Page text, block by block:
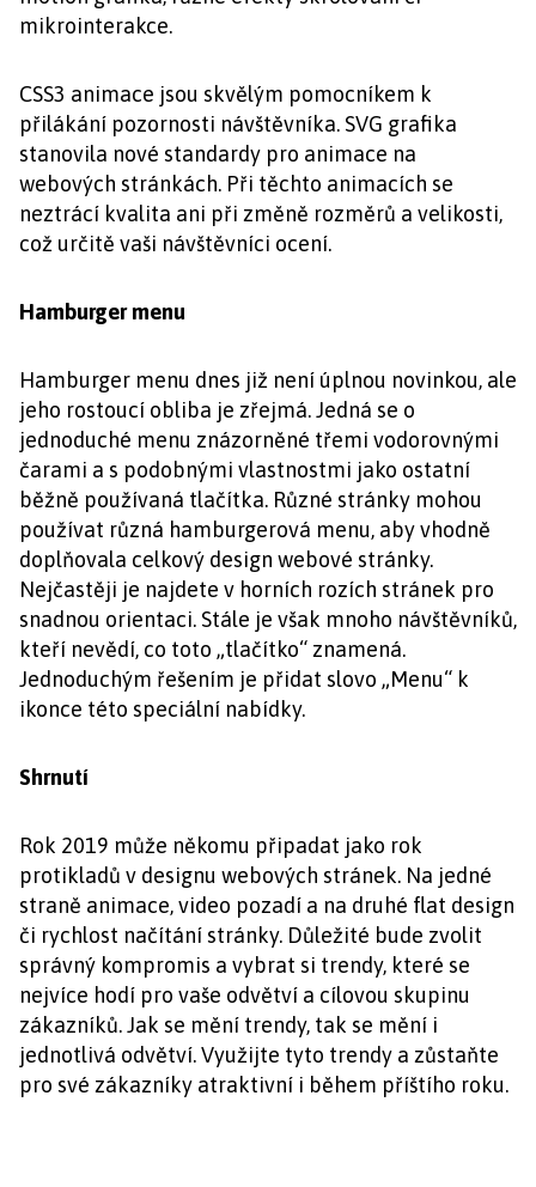
mikrointerakce.
CSS3 animace jsou skvělým pomocníkem k
přilákání pozornosti návštěvníka. SVG grafika
stanovila nové standardy pro animace na
webových stránkách. Při těchto animacích se
neztrácí kvalita ani při změně rozměrů a velikosti,
což určitě vaši návštěvníci ocení.
Hamburger menu
Hamburger menu dnes již není úplnou novinkou, ale
jeho rostoucí obliba je zřejmá. Jedná se o
jednoduché menu znázorněné třemi vodorovnými
čarami a s podobnými vlastnostmi jako ostatní
běžně používaná tlačítka. Různé stránky mohou
používat různá hamburgerová menu, aby vhodně
doplňovala celkový design webové stránky.
Nejčastěji je najdete v horních rozích stránek pro
snadnou orientaci. Stále je však mnoho návštěvníků,
kteří nevědí, co toto „tlačítko“ znamená.
Jednoduchým řešením je přidat slovo „Menu“ k
ikonce této speciální nabídky.
Shrnutí
Rok 2019 může někomu připadat jako rok
protikladů v designu webových stránek. Na jedné
straně animace, video pozadí a na druhé flat design
či rychlost načítání stránky. Důležité bude zvolit
správný kompromis a vybrat si trendy, které se
nejvíce hodí pro vaše odvětví a cílovou skupinu
zákazníků. Jak se mění trendy, tak se mění i
jednotlivá odvětví. Využijte tyto trendy a zůstaňte
pro své zákazníky atraktivní i během příštího roku.